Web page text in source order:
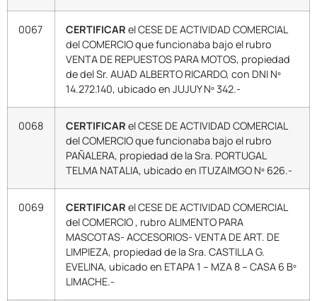
0067 CERTIFICAR el CESE DE ACTIVIDAD COMERCIAL
del COMERCIO que funcionaba bajo el rubro
VENTA DE REPUESTOS PARA MOTOS, propiedad
de del Sr. AUAD ALBERTO RICARDO, con DNI Nº
14.272.140, ubicado en JUJUY Nº 342.-
0068 CERTIFICAR el CESE DE ACTIVIDAD COMERCIAL
del COMERCIO que funcionaba bajo el rubro
PAÑALERA, propiedad de la Sra. PORTUGAL
TELMA NATALIA, ubicado en ITUZAIMGO Nº 626.-
0069 CERTIFICAR el CESE DE ACTIVIDAD COMERCIAL
del COMERCIO , rubro ALIMENTO PARA
MASCOTAS- ACCESORIOS- VENTA DE ART. DE
LIMPIEZA, propiedad de la Sra. CASTILLA G.
EVELINA, ubicado en ETAPA 1 – MZA 8 – CASA 6 Bº
LIMACHE.-